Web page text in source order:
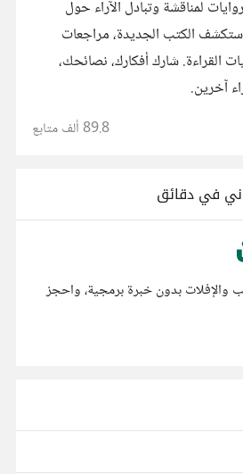
لمناقشة وتبادل الآراء حول
الكتب الجديدة، مراجعات
القراءة. شارك أفكارك، نصائحك،
آخرين.
89.8 ألف متابع
في دقائق
بدون خبرة برمجية، واحجز